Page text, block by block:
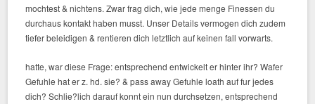
mochtest & nichtens. Zwar frag dich, wie jede menge Finessen du
durchaus kontakt haben musst. Unser Details vermogen dich zudem
tiefer beleidigen & rentieren dich letztlich auf keinen fall vorwarts.
hatte, war diese Frage: entsprechend entwickelt er hinter ihr? Wafer
Gefuhle hat er z. hd. sie? & pass away Gefuhle loath auf fur jedes
dich? Schlie?lich darauf konnt ein nun durchsetzen, entsprechend